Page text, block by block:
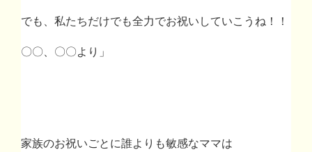
でも、私たちだけでも全力でお祝いしていこうね！！
〇〇、〇〇より」
家族のお祝いごとに誰よりも敏感なママは